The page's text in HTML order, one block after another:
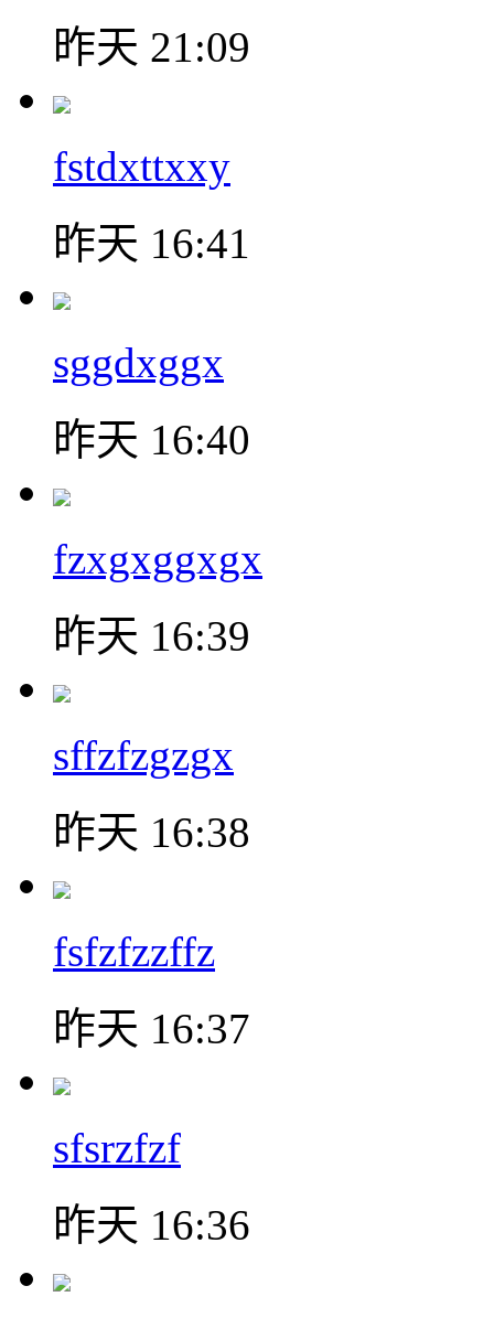
昨天 21:09
fstdxttxxy
昨天 16:41
sggdxggx
昨天 16:40
fzxgxggxgx
昨天 16:39
sffzfzgzgx
昨天 16:38
fsfzfzzffz
昨天 16:37
sfsrzfzf
昨天 16:36